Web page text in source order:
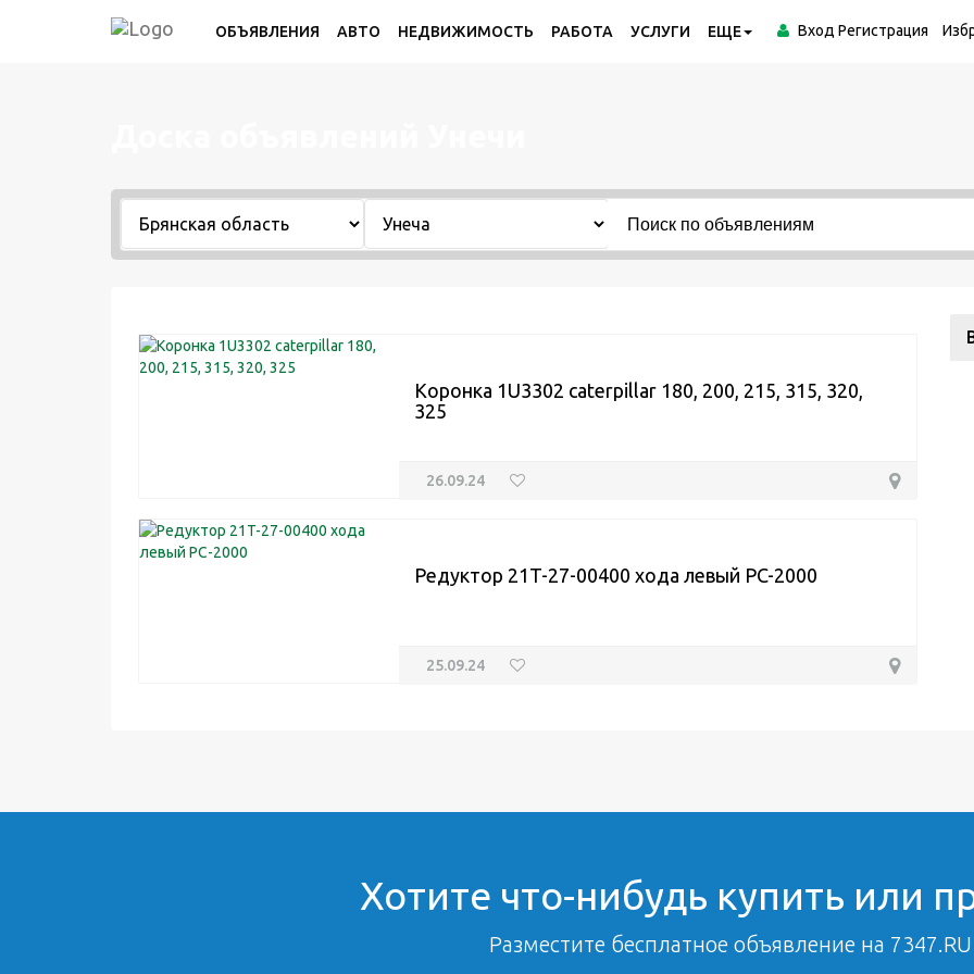
ОБЪЯВЛЕНИЯ АВТО НЕДВИЖИМОСТЬ РАБОТА УСЛУГИ ЕЩЕ Вход Регистрация
Коронка 1U3302 caterpillar 180, 200, 215, 315, 320,
325
26.09.24
Редуктор 21T-27-00400 хода левый PC-2000
25.09.24
Хотите что-нибудь купить или
Разместите бесплатное объявление на 7347.RU